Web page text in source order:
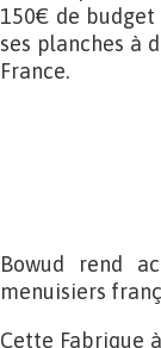
150€ de
ses planches à
France.
Bowud rend
menuisiers
Cette Fabrique